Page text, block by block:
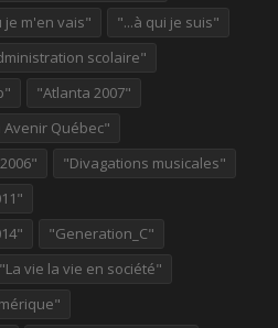
je m'en vais"
"...à qui je suis"
scolaire"
"Atlanta 2007"
Avenir Québec"
"Divagations musicales"
"Generation_C"
"La vie la vie en société"